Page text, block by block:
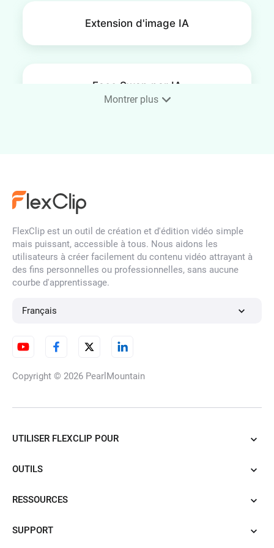
Extension d'image IA
Face Swap par IA
Filtre de visage par IA
Déflouter une image
IA
Montrer plus
FlexClip est un outil de création et d'édition vidéo simple
mais puissant, accessible à tous. Nous aidons les
utilisateurs à créer facilement du contenu vidéo attrayant à
des fins personnelles ou professionnelles, sans aucune
courbe d'apprentissage.
Français
Copyright © 2026 PearlMountain
UTILISER FLEXCLIP POUR
OUTILS
RESSOURCES
SUPPORT